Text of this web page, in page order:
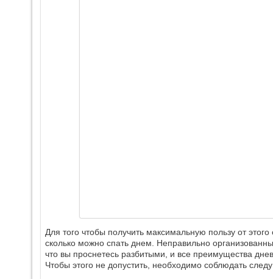
Для того чтобы получить максимальную пользу от
сколько можно спать днем. Неправильно
что вы проснетесь разбитыми, и все преимущества
Чтобы этого не допустить, необходимо соблюдать